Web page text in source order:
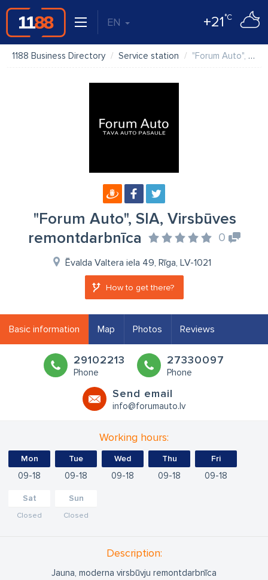
EN +21°C
1188 Business Directory Service station "Forum Auto", SIA, Virsbūves remontdarbnīca
"Forum Auto", SIA, Virsbūves
remontdarbnīca
0
Ēvalda Valtera iela 49, Rīga, LV-1021
How to get there?
Basic information Map Photos Reviews
29102213
Phone
27330097
Phone
Send email
info@forumauto.lv
Working hours:
Mon
09 18
Tue
09 18
Wed
09 18
Thu
09 18
Fri
09 18
Sat
Closed
Sun
Closed
Description:
Jauna, moderna virsbūvju remontdarbnīca